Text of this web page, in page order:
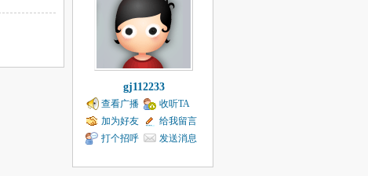
gj112233
查看广播
收听TA
加为好友
给我留言
打个招呼
发送消息